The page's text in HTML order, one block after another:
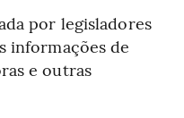
por legisladores
informações de
e outras